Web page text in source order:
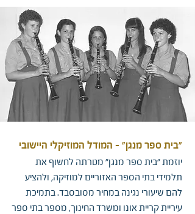
"בית ספר מנגן" - המודל המוזיקלי היישובי
יוזמת "בית ספר מנגן" מטרתה לחשוף את
תלמידי בתי הספר האזוריים למוזיקה, ולהציע
להם שיעורי נגינה במחיר מסובסבד. בתמיכת
עיריית קריית אונו ומשרד החינוך, מספר בתי ספר